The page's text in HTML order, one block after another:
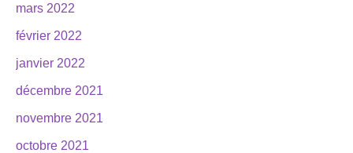
mars 2022
février 2022
janvier 2022
décembre 2021
novembre 2021
octobre 2021